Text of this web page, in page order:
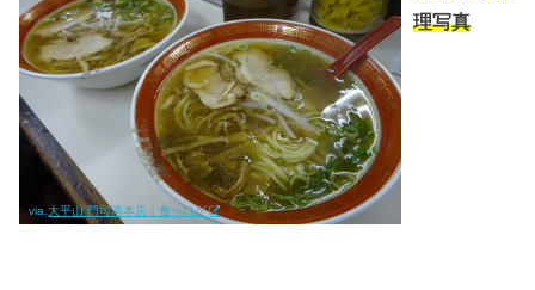
via.大平山 門司港本店｜食べログ
理写真